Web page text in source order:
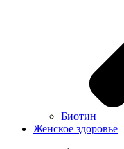
Биотин
Женское здоровье